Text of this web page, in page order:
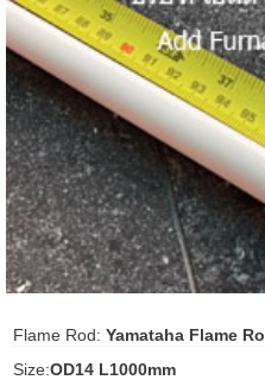
anello
schroder
Fiorentini
Flame Rod: Yamataha Flame
Size:OD14 L1000mm